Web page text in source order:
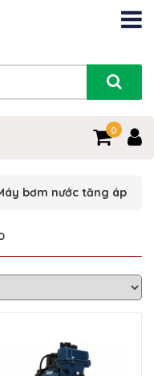
0
bơm nước tăng áp